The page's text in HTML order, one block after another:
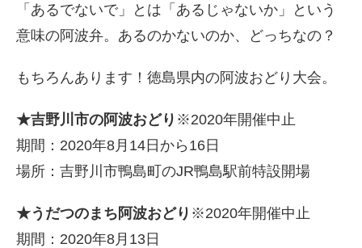
「あるでないで」とは「あるじゃないか」という
意味の阿波弁。あるのかないのか、どっちなの？
もちろんあります！徳島県内の阿波おどり大会。
★吉野川市の阿波おどり ※2020年開催中止
期間：2020年8月14日から16日
場所：吉野川市鴨島町のJR鴨島駅前特設開場
★うだつのまち阿波おどり ※2020年開催中止
期間：2020年8月13日